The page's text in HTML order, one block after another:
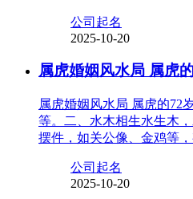
公司起名
2025-10-20
属虎婚姻风水局 属虎
属虎婚姻风水局 属虎的72
等。二、水木相生水生木
摆件，如关公像、金鸡等
公司起名
2025-10-20